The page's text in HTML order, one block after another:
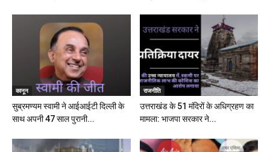
कानून
सुब्रमण्यम स्वामी ने आईआईटी दिल्ली के
साथ अपनी 47 साल पुरानी...
राजनीति
उत्तराखंड के 51 मंदिरों के अधिग्रहण का
मामला: भाजपा सरकार ने...